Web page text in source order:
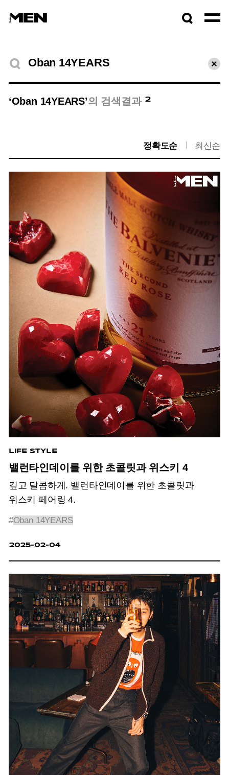
검색결과
초기
‘Oban 14YEARS’의 검색결과 2
정확도순 최신순
LIFE STYLE
밸런타인데이를 위한 초콜릿과 위스키 4
깊고 달콤하게. 밸런타인데이를 위한 초콜릿과
위스키 페어링 4.
#Oban 14YEARS
2025-02-04